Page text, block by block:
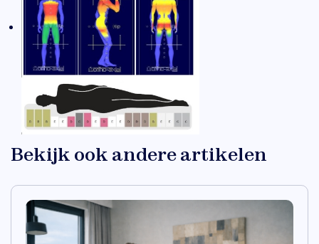
Bekijk ook andere artikelen